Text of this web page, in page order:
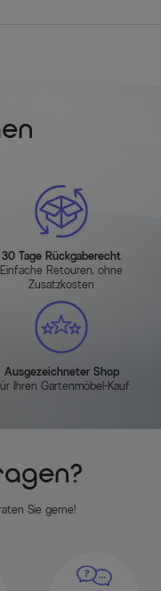
30 Tage Rückgaberecht
Einfache Retouren, ohne
Zusatzkosten
Ausgezeichneter Shop
Ihren Gartenmöbel-Kauf
Sie gerne!